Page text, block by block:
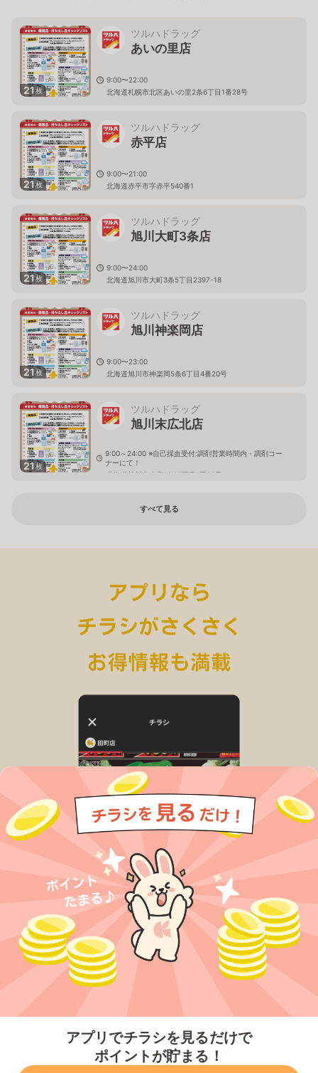
アプリでチラシを見るだけで
ポイントが貯まる！
21枚
ツルハドラッグ
あいの里店
9:00〜22:00
北海道札幌市北区あいの里2条6丁目1番28号
21枚
ツルハドラッグ
赤平店
9:00〜21:00
北海道赤平市字赤平540番1
21枚
ツルハドラッグ
旭川大町3条店
9:00〜24:00
北海道旭川市大町3条5丁目2397-18
21枚
ツルハドラッグ
旭川神楽岡店
9:00〜23:00
北海道旭川市神楽岡5条6丁目4番20号
21枚
ツルハドラッグ
旭川末広北店
9:00～24:00 ※自己採血受付:調剤営業時間内・調剤コー
ナーにて！
北海道旭川市末広1条10丁目1番20号
すべて見る